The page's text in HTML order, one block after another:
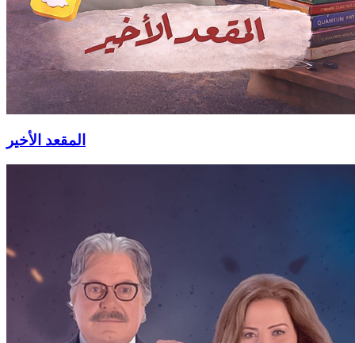
المقعد الأخير